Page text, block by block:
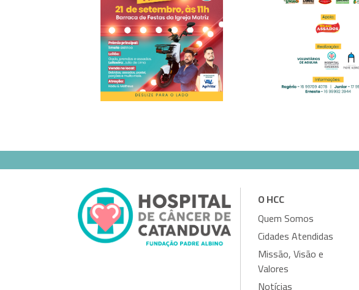
O HCC
Quem Somos
Cidades Atendidas
Missão, Visão e
Valores